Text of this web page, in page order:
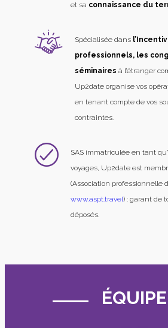
et sa connaissance du
Spécialisée dans
professionnels, les
séminaires à l’étranger
Up2date organise vos
en tenant compte de vos
contraintes.
SAS immatriculée en tant
voyages, Up2date est
(Association professionnelle
www.aspt.travel) : garant de
déposés.
ÉQUIPE